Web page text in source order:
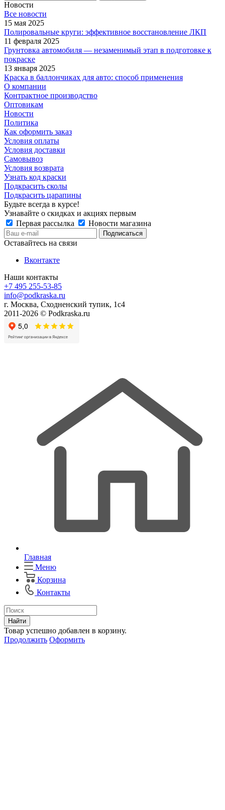
Новости
Все новости
15 мая 2025
Полировальные круги: эффективное восстановление ЛКП
11 февраля 2025
Грунтовка автомобиля — незаменимый этап в подготовке к
покраске
13 января 2025
Краска в баллончиках для авто: способ применения
О компании
Контрактное производство
Оптовикам
Новости
Политика
Как оформить заказ
Условия оплаты
Условия доставки
Самовывоз
Условия возврата
Узнать код краски
Подкрасить сколы
Подкрасить царапины
Будьте всегда в курсе!
Узнавайте о скидках и акциях первым
Первая рассылка
Новости магазина
Оставайтесь на связи
Вконтакте
Наши контакты
+7 495 255-53-85
info@podkraska.ru
г. Москва, Сходненский тупик, 1с4
2011-2026 © Podkraska.ru
Главная
Меню
Корзина
Контакты
Найти
Товар успешно добавлен в корзину.
Продолжить Оформить